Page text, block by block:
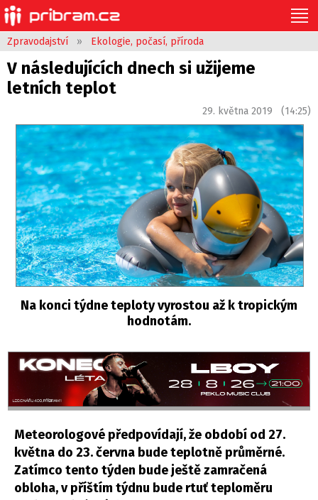
Zpravodajství » Ekologie, počasí, příroda
V následujících dnech si užijeme
letních teplot
29. května 2019 (14:25)
Na konci týdne teploty vyrostou až k tropickým
hodnotám.
Meteorologové předpovídají, že období od 27.
května do 23. června bude teplotně průměrné.
Zatímco tento týden bude ještě zamračená
obloha, v příštím týdnu bude rtuť teploměru